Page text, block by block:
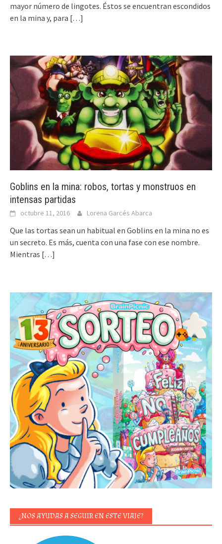
mayor número de lingotes. Éstos se encuentran escondidos
en la mina y, para […]
Goblins en la mina: robos, tortas y monstruos en
intensas partidas
octubre 11, 2016 Lorena Garcés Abarca
Que las tortas sean un habitual en Goblins en la mina no es
un secreto. Es más, cuenta con una fase con ese nombre.
Mientras […]
¿NOS AYUDAS A SEGUIR EN ESTE VIAJE?